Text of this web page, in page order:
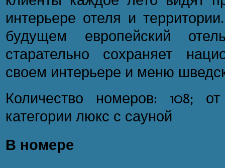
интерьере отеля и
будущем европейский
старательно сохраняет
своем интерьере и меню
Количество номеров: 108;
категории люкс с сауной
В номере